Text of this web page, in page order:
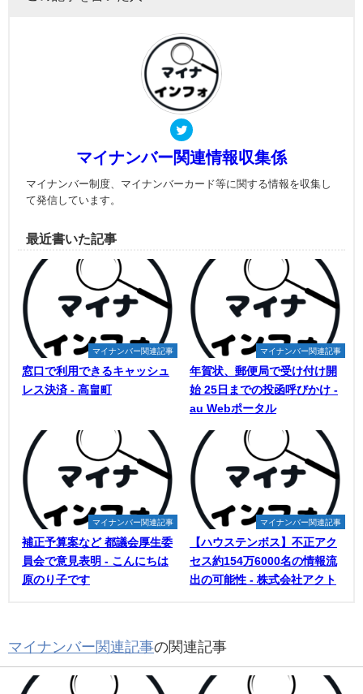
マイナンバー関連情報収集係
マイナンバー制度、マイナンバーカード等に関する情報を収集し
て発信しています。
最近書いた記事
マイナンバー関連記事
窓口で利用できるキャッシュ
レス決済 - 高畠町
マイナンバー関連記事
年賀状、郵便局で受け付け開
始 25日までの投函呼びかけ -
au Webポータル
マイナンバー関連記事
補正予算案など 都議会厚生委
員会で意見表明 - こんにちは
原のり子です
マイナンバー関連記事
【ハウステンボス】不正アク
セス約154万6000名の情報流
出の可能性 - 株式会社アクト
マイナンバー関連記事の関連記事